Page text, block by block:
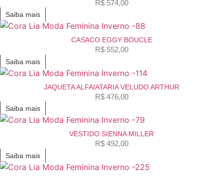
R$574,00
Saiba mais
CASACO EGGY BOUCLE
R$552,00
Saiba mais
JAQUETA ALFAIATARIA VELUDO ARTHUR
R$476,00
Saiba mais
VESTIDO SIENNA MILLER
R$492,00
Saiba mais